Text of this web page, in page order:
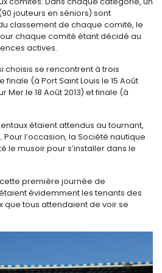
jouteurs en séniors) sont
classement de chaque comité, le
chaque comité étant décidé au
actives.
choisis se rencontrent à trois
(à Port Saint Louis le 15 Août
Mer le 18 Août 2013) et finale (à
étaient attendus au tournant,
Pour l’occasion, la Société nautique
le musoir pour s’installer dans le
première journée de
évidemment les tenants des
tous attendaient de voir se